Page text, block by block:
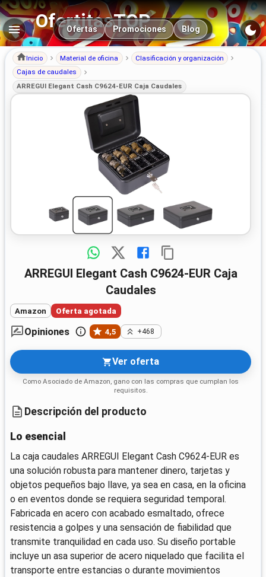
OfertitasTOP
Navegación principal
Ofertas Promociones Blog
Inicio Material de oficina
Clasificación y organización
Cajas de caudales
ARREGUI Elegant Cash C9624-EUR Caja Caudales
ARREGUI Elegant Cash C9624-EUR Caja
Caudales
Amazon Oferta agotada
Opiniones 4,5 +468
Ver oferta
Como Asociado de Amazon, gano con las compras que cumplan los
requisitos.
Descripción del producto
Lo esencial
La caja caudales ARREGUI Elegant Cash C9624-EUR es
una solución robusta para mantener dinero, tarjetas y
objetos pequeños bajo llave, ya sea en casa, en la oficina
o en eventos donde se requiera seguridad temporal.
Fabricada en acero con acabado esmaltado, ofrece
resistencia a golpes y una sensación de fiabilidad que
transmite tranquilidad en cada uso. Su diseño portable
incluye un asa superior de acero niquelado que facilita el
transporte entre estancias o durante movimientos